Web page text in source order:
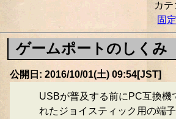
カテ
固
ゲームポートのしくみ
公開日: 2016/10/01(土) 09:54[JST]
USBが普及する前にPC互換機
れたジョイスティック用の端